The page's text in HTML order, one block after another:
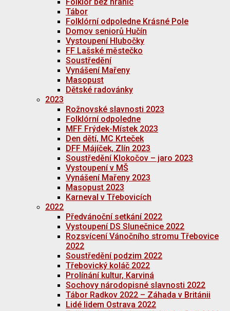
Tábor
Folklórní odpoledne Krásné Pole
Domov seniorů Hučín
Vystoupení Hlubočky
FF Lašské městečko
Soustředění
Vynášení Mařeny
Masopust
Dětské radovánky
2023
Rožnovské slavnosti 2023
Folklórní odpoledne
MFF Frýdek-Místek 2023
Den dětí, MC Krteček
DFF Májíček, Zlín 2023
Soustředění Klokočov – jaro 2023
Vystoupení v MŠ
Vynášení Mařeny 2023
Masopust 2023
Karneval v Třebovicích
2022
Předvánoční setkání 2022
Vystoupení DS Slunečnice 2022
Rozsvícení Vánočního stromu Třebovice
2022
Soustředění podzim 2022
Třebovický koláč 2022
Prolínání kultur, Karviná
Sochovy národopisné slavnosti 2022
Tábor Radkov 2022 – Záhada v Británii
Lidé lidem Ostrava 2022